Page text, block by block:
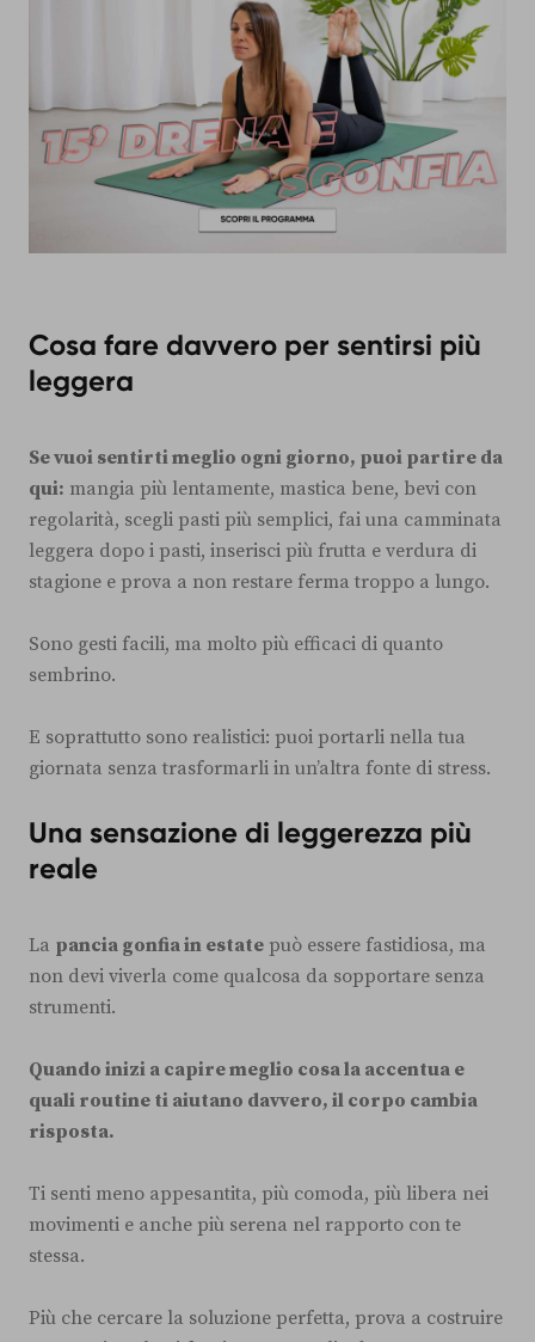
Cosa fare davvero per sentirsi più
leggera
Se vuoi sentirti meglio ogni giorno, puoi partire da
qui: mangia più lentamente, mastica bene, bevi con
regolarità, scegli pasti più semplici, fai una camminata
leggera dopo i pasti, inserisci più frutta e verdura di
stagione e prova a non restare ferma troppo a lungo.
Sono gesti facili, ma molto più efficaci di quanto
sembrino.
E soprattutto sono realistici: puoi portarli nella tua
giornata senza trasformarli in un’altra fonte di stress.
Una sensazione di leggerezza più
reale
La pancia gonfia in estate può essere fastidiosa, ma
non devi viverla come qualcosa da sopportare senza
strumenti.
Quando inizi a capire meglio cosa la accentua e
quali routine ti aiutano davvero, il corpo cambia
risposta.
Ti senti meno appesantita, più comoda, più libera nei
movimenti e anche più serena nel rapporto con te
stessa.
Più che cercare la soluzione perfetta, prova a costruire